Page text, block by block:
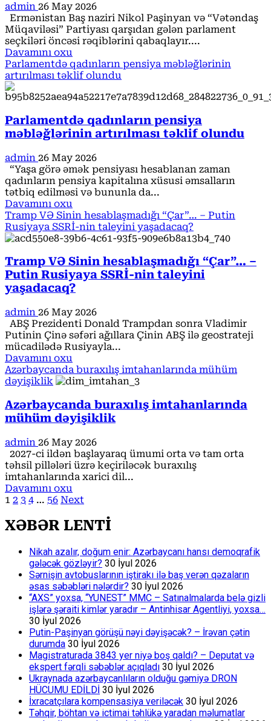
admin 26 May 2026
Ermənistan Baş naziri Nikol Paşinyan və “Vətəndaş
Müqaviləsi” Partiyası qarşıdan gələn parlament
seçkiləri öncəsi rəqiblərini qabaqlayır....
Davamını oxu
more
about
onu
lider
kimi
–
Rəqiblərini
böyük
üstünlüklə
Parlamentdə qadınların pensiya məbləğlərinin
artırılması təklif olundu
Parlamentdə qadınların pensiya
məbləğlərinin artırılması təklif olundu
admin 26 May 2026
“Yaşa görə əmək pensiyası hesablanan zaman
qadınların pensiya kapitalına xüsusi əmsalların
tətbiq edilməsi və bununla da...
Davamını oxu
more
about
Parlamentdə
pensiya
məbləğlərinin
artırılması
təklif
olundu
Tramp VƏ Sinin hesablaşmadığı “Çar”… – Putin
Rusiyaya SSRİ-nin taleyini yaşadacaq?
Tramp VƏ Sinin hesablaşmadığı “Çar”… –
Putin Rusiyaya SSRİ-nin taleyini
yaşadacaq?
admin 26 May 2026
ABŞ Prezidenti Donald Trampdan sonra Vladimir
Putinin Çinə səfəri ağıllara Çinin ABŞ ilə geostrateji
mücadilədə Rusiyayla...
Davamını oxu
more
about
VƏ
Sinin
hesablaşmadığı
“Çar”…
–
Putin
Rusiyaya
SSRİ-
nin
taleyini
yaşadacaq?
Azərbaycanda buraxılış imtahanlarında mühüm
dəyişiklik
Azərbaycanda buraxılış imtahanlarında
mühüm dəyişiklik
admin 26 May 2026
2027-ci ildən başlayaraq ümumi orta və tam orta
təhsil pillələri üzrə keçiriləcək buraxılış
imtahanlarında xarici dil...
Davamını oxu
more
Azərbaycanda
buraxılış
mühüm
dəyişiklik
Posts
pagination
1 2 3 4 … 56 Next
XƏBƏR LENTİ
Nikah azalır, doğum enir: Azərbaycanı hansı demoqrafik
gələcək gözləyir? 30 İyul 2026
Sərnişin avtobuslarının iştirakı ilə baş verən qəzaların
əsas səbəbləri nələrdir? 30 İyul 2026
“AXS” yoxsa, “YUNEST” MMC – Satınalmalarda belə gizli
işlərə şəraiti kimlər yaradır – Antinhisar Agentliyi, yoxsa…
30 İyul 2026
Putin-Paşinyan görüşü nəyi dəyişəcək? – İrəvan çətin
durumda 30 İyul 2026
Magistraturada 3843 yer niyə boş qaldı? – Deputat və
ekspert fərqli səbəblər açıqladı 30 İyul 2026
Ukraynada azərbaycanlıların olduğu gəmiyə DRON
HÜCUMU EDİLDİ 30 İyul 2026
İxracatçılara kompensasiya veriləcək 30 İyul 2026
Təhqir, böhtan və ictimai təhlükə yaradan məlumatlar